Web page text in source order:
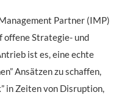
Partner (IMP)
offene Strategie- und
ist es, eine echte
Ansätzen zu schaffen,
in Zeiten von Disruption,